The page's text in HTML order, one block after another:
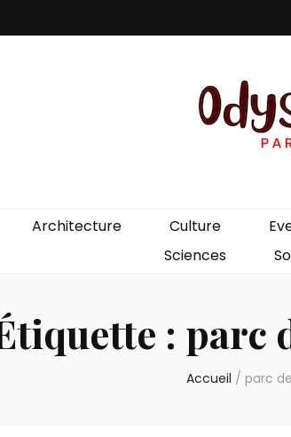
Architecture Culture
Sciences
: parc
Accueil / parc